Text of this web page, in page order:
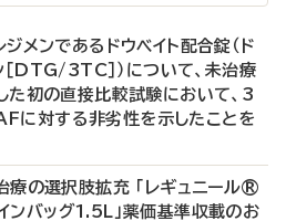
メンであるドウベイト配合錠（ド
DTG/3TC］）について、未治療
初の直接比較試験において、3
対する非劣性を示したことを
の選択肢拡充 「レギュニール®
バッグ1.5L」薬価基準収載のお